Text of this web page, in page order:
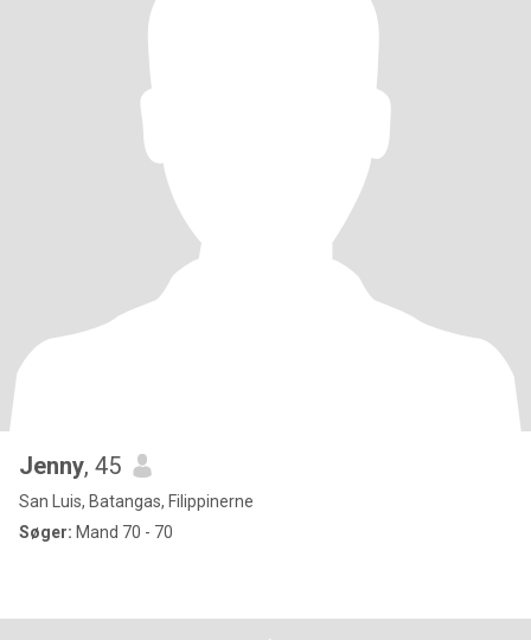
Jenny, 45
San Luis, Batangas, Filippinerne
Søger: Mand 70 - 70